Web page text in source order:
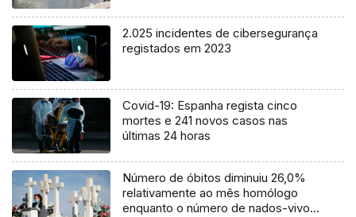
2.025 incidentes de cibersegurança
registados em 2023
Covid-19: Espanha regista cinco
mortes e 241 novos casos nas
últimas 24 horas
Número de óbitos diminuiu 26,0%
relativamente ao mês homólogo
enquanto o número de nados-vivos